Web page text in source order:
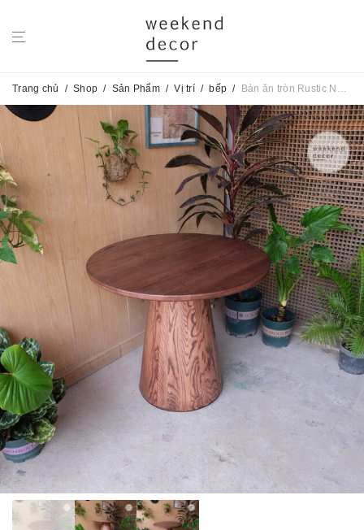
Trang chủ / Shop / Sản Phẩm / Vị trí / bếp / Bàn ăn tròn Rustic No.64